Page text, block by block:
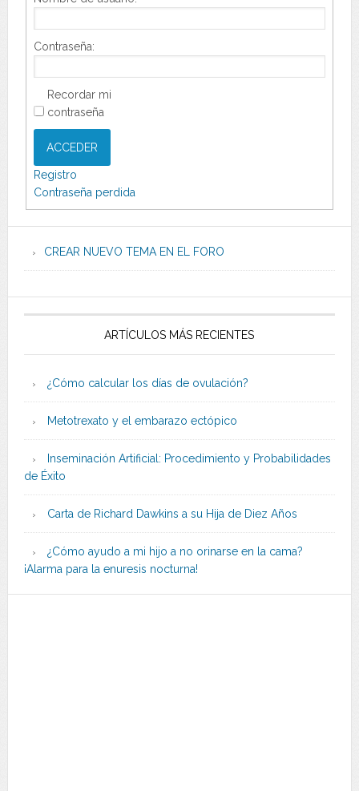
Contraseña:
Recordar mi
contraseña
ACCEDER
Registro
Contraseña perdida
CREAR NUEVO TEMA EN EL FORO
ARTÍCULOS MÁS RECIENTES
¿Cómo calcular los días de ovulación?
Metotrexato y el embarazo ectópico
Inseminación Artificial: Procedimiento y Probabilidades
de Éxito
Carta de Richard Dawkins a su Hija de Diez Años
¿Cómo ayudo a mi hijo a no orinarse en la cama?
¡Alarma para la enuresis nocturna!